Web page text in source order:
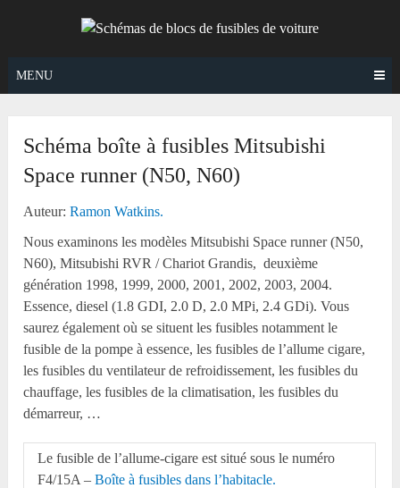
MENU
Schéma boîte à fusibles Mitsubishi
Space runner (N50, N60)
Auteur:Ramon Watkins.
Nous examinons les modèles Mitsubishi Space runner (N50,
N60), Mitsubishi RVR / Chariot Grandis, deuxième
génération 1998, 1999, 2000, 2001, 2002, 2003, 2004.
Essence, diesel (1.8 GDI, 2.0 D, 2.0 MPi, 2.4 GDi). Vous
saurez également où se situent les fusibles notamment le
fusible de la pompe à essence, les fusibles de l’allume cigare,
les fusibles du ventilateur de refroidissement, les fusibles du
chauffage, les fusibles de la climatisation, les fusibles du
démarreur, …
Le fusible de l’allume-cigare est situé sous le numéro
F4/15A –Boîte à fusibles dans l’habitacle.